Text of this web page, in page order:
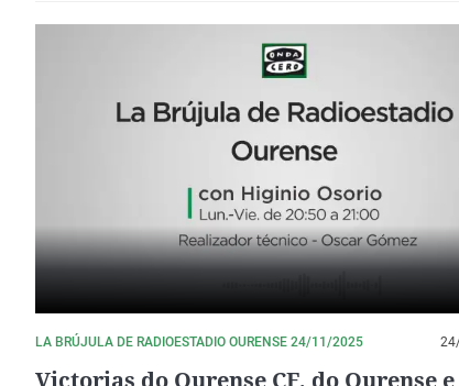
LA BRÚJULA DE RADIOESTADIO OURENSE 24/11/2025
Victorias do Ourense CF, do Ourense e